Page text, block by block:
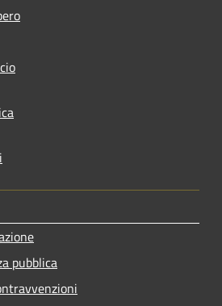
pubblica